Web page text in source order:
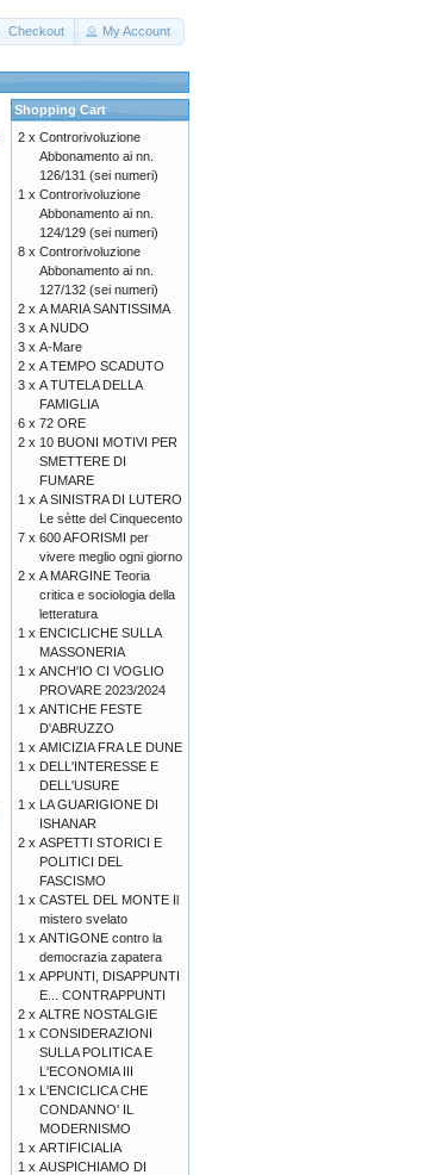
Checkout My Account
Shopping Cart
2 x Controrivoluzione
Abbonamento ai nn.
126/131 (sei numeri)
1 x Controrivoluzione
Abbonamento ai nn.
124/129 (sei numeri)
8 x Controrivoluzione
Abbonamento ai nn.
127/132 (sei numeri)
2 x A MARIA SANTISSIMA
3 x A NUDO
3 x A-Mare
2 x A TEMPO SCADUTO
3 x A TUTELA DELLA
FAMIGLIA
6 x 72 ORE
2 x 10 BUONI MOTIVI PER
SMETTERE DI
FUMARE
1 x A SINISTRA DI LUTERO
Le sètte del Cinquecento
7 x 600 AFORISMI per
vivere meglio ogni giorno
2 x A MARGINE Teoria
critica e sociologia della
letteratura
1 x ENCICLICHE SULLA
MASSONERIA
1 x ANCH'IO CI VOGLIO
PROVARE 2023/2024
1 x ANTICHE FESTE
D'ABRUZZO
1 x AMICIZIA FRA LE DUNE
1 x DELL'INTERESSE E
DELL'USURE
1 x LA GUARIGIONE DI
ISHANAR
2 x ASPETTI STORICI E
POLITICI DEL
FASCISMO
1 x CASTEL DEL MONTE Il
mistero svelato
1 x ANTIGONE contro la
democrazia zapatera
1 x APPUNTI, DISAPPUNTI
E... CONTRAPPUNTI
2 x ALTRE NOSTALGIE
1 x CONSIDERAZIONI
SULLA POLITICA E
L'ECONOMIA III
1 x L'ENCICLICA CHE
CONDANNO' IL
MODERNISMO
1 x ARTIFICIALIA
1 x AUSPICHIAMO DI